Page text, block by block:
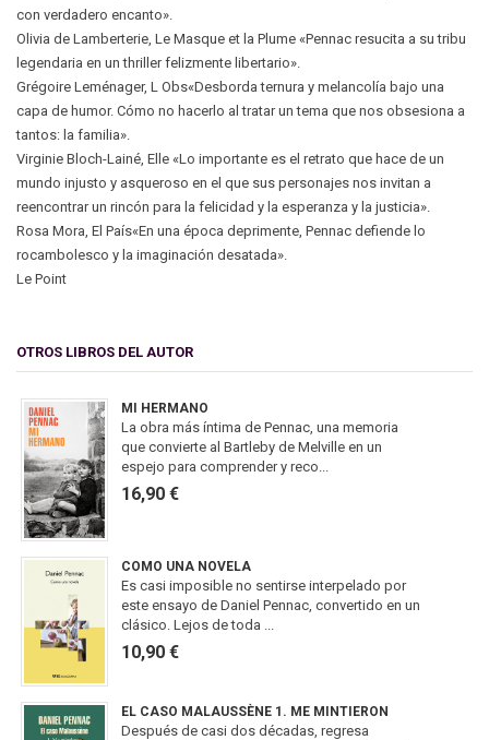
con verdadero encanto».
Olivia de Lamberterie, Le Masque et la Plume «Pennac resucita a su tribu
legendaria en un thriller felizmente libertario».
Grégoire Leménager, L Obs«Desborda ternura y melancolía bajo una
capa de humor. Cómo no hacerlo al tratar un tema que nos obsesiona a
tantos: la familia».
Virginie Bloch-Lainé, Elle «Lo importante es el retrato que hace de un
mundo injusto y asqueroso en el que sus personajes nos invitan a
reencontrar un rincón para la felicidad y la esperanza y la justicia».
Rosa Mora, El País«En una época deprimente, Pennac defiende lo
rocambolesco y la imaginación desatada».
Le Point
OTROS LIBROS DEL AUTOR
MI HERMANO
La obra más íntima de Pennac, una memoria
que convierte al Bartleby de Melville en un
espejo para comprender y reco...
16,90 €
COMO UNA NOVELA
Es casi imposible no sentirse interpelado por
este ensayo de Daniel Pennac, convertido en un
clásico. Lejos de toda ...
10,90 €
EL CASO MALAUSSÈNE 1. ME MINTIERON
Después de casi dos décadas, regresa